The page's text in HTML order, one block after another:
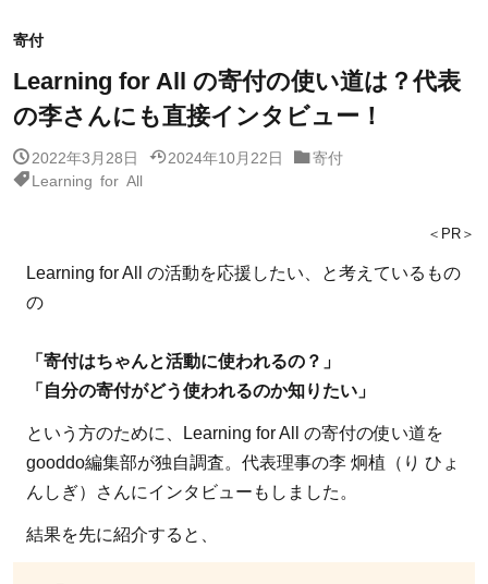
寄付
Learning for All の寄付の使い道は？代表
の李さんにも直接インタビュー！
2022年3月28日 2024年10月22日
寄付
Learning for All
＜PR＞
Learning for All の活動を応援したい、と考えているもの
の
「寄付はちゃんと活動に使われるの？」
「自分の寄付がどう使われるのか知りたい」
という方のために、Learning for All の寄付の使い道を
gooddo編集部が独自調査。代表理事の李 炯植（り ひょ
んしぎ）さんにインタビューもしました。
結果を先に紹介すると、